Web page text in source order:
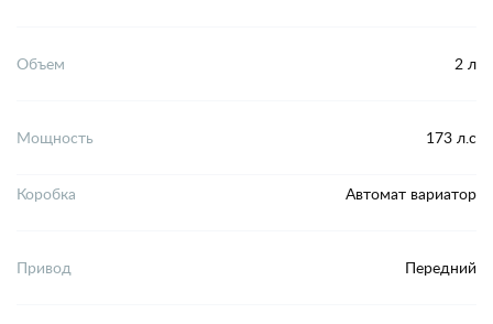
Объем 2 л
Мощность 173 л.с
Коробка Автомат вариатор
Привод Передний